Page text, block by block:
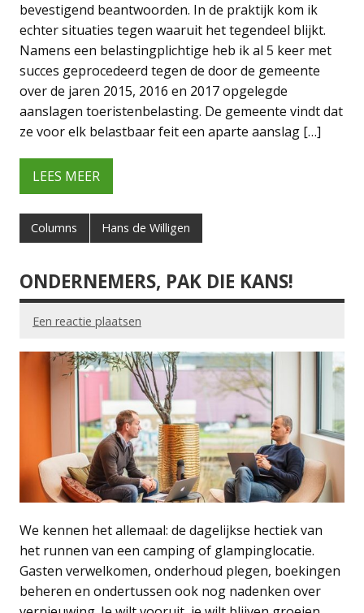
bevestigend beantwoorden. In de praktijk kom ik
echter situaties tegen waaruit het tegendeel blijkt.
Namens een belastingplichtige heb ik al 5 keer met
succes geprocedeerd tegen de door de gemeente
over de jaren 2015, 2016 en 2017 opgelegde
aanslagen toeristenbelasting. De gemeente vindt dat
ze voor elk belastbaar feit een aparte aanslag […]
LEES MEER
Columns Hans de Willigen
ONDERNEMERS, PAK DIE KANS!
Een reactie plaatsen
We kennen het allemaal: de dagelijkse hectiek van
het runnen van een camping of glampinglocatie.
Gasten verwelkomen, onderhoud plegen, boekingen
beheren en ondertussen ook nog nadenken over